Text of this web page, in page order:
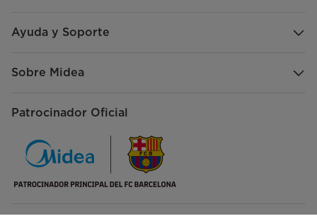
Ayuda y Soporte
Sobre Midea
Patrocinador Oficial